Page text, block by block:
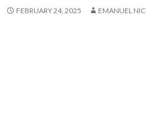
FEBRUARY 24, 2025 EMANUEL